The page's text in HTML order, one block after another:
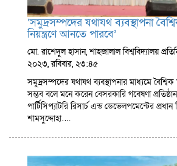
‘সমুদ্রসম্পদের যথাযথ ব্যবস্থাপনা
নিয়ন্ত্রণে আনতে পারবে’
মো. রাশেদুল হাসান, শাহজালাল বিশ্ববিদ্যালয়
২০২৩, রবিবার, ২৩:৪৫
সমুদ্রসম্পদের যথাযথ ব্যবস্থাপনার মাধ্যমে বৈশ্বিক
সম্ভব বলে মনে করেন বেসরকারি গবেষণা
পার্টিসিপ্যাটরি রিসার্চ এন্ড ডেভেলপমেন্টের প্রধান
শামসুদ্দোহা….